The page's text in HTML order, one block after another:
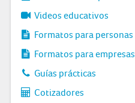
Videos educativos
Formatos para personas
Formatos para empresas
Guías prácticas
Cotizadores